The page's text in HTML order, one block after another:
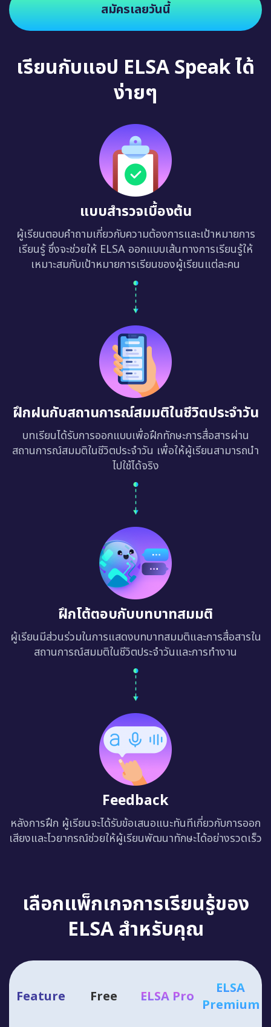
สมัครเลยวันนี้
เรียนกับแอป ELSA Speak ได้
ง่ายๆ
แบบสำรวจเบื้องต้น
ผู้เรียนตอบคำถามเกี่ยวกับความต้องการและเป้าหมายการ
เรียนรู้ ซึ่งจะช่วยให้ ELSA ออกแบบเส้นทางการเรียนรู้ให้
เหมาะสมกับเป้าหมายการเรียนของผู้เรียนแต่ละคน
ฝึกฝนกับสถานการณ์สมมติในชีวิตประจำวัน
บทเรียนได้รับการออกแบบเพื่อฝึกทักษะการสื่อสารผ่าน
สถานการณ์สมมติในชีวิตประจำวัน เพื่อให้ผู้เรียนสามารถนำ
ไปใช้ได้จริง
ฝึกโต้ตอบกับบทบาทสมมติ
ผู้เรียนมีส่วนร่วมในการแสดงบทบาทสมมติและการสื่อสารใน
สถานการณ์สมมติในชีวิตประจำวันและการทำงาน
Feedback
หลังการฝึก ผู้เรียนจะได้รับข้อเสนอแนะทันทีเกี่ยวกับการออก
เสียงและไวยากรณ์ช่วยให้ผู้เรียนพัฒนาทักษะได้อย่างรวดเร็ว
เลือกแพ็กเกจการเรียนรู้ของ
ELSA สำหรับคุณ
Feature Free ELSA Pro
ELSA
Premium